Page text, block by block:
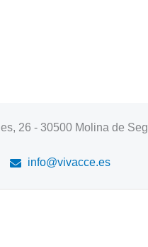
26 - 30500 Molina de
info@vivacce.es